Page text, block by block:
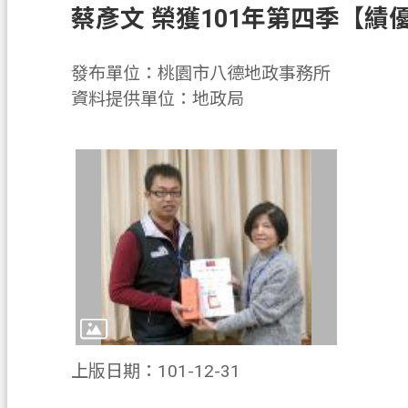
蔡彥文 榮獲101年第四季【績
發布單位：桃園市八德地政事務所
資料提供單位：地政局
上版日期：101-12-31